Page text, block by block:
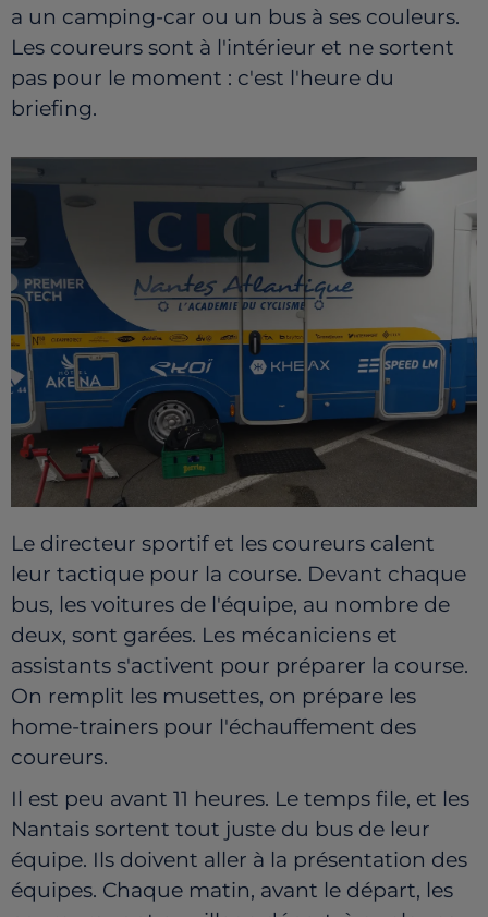
a un camping-car ou un bus à ses couleurs.
Les coureurs sont à l'intérieur et ne sortent
pas pour le moment : c'est l'heure du
briefing.
Le directeur sportif et les coureurs calent
leur tactique pour la course. Devant chaque
bus, les voitures de l'équipe, au nombre de
deux, sont garées. Les mécaniciens et
assistants s'activent pour préparer la course.
On remplit les musettes, on prépare les
home-trainers pour l'échauffement des
coureurs.
Il est peu avant 11 heures. Le temps file, et les
Nantais sortent tout juste du bus de leur
équipe. Ils doivent aller à la présentation des
équipes. Chaque matin, avant le départ, les